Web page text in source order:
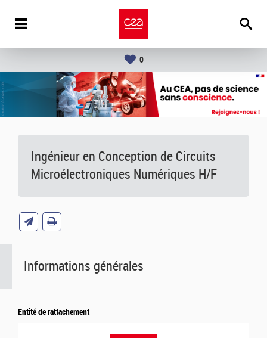
0
Ingénieur en Conception de Circuits
Microélectroniques Numériques H/F
Informations générales
Entité de rattachement